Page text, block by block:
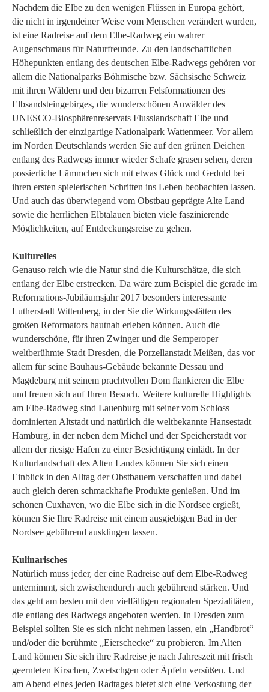
Nachdem die Elbe zu den wenigen Flüssen in Europa gehört,
die nicht in irgendeiner Weise vom Menschen verändert wurden,
ist eine Radreise auf dem Elbe-Radweg ein wahrer
Augenschmaus für Naturfreunde. Zu den landschaftlichen
Höhepunkten entlang des deutschen Elbe-Radwegs gehören vor
allem die Nationalparks Böhmische bzw. Sächsische Schweiz
mit ihren Wäldern und den bizarren Felsformationen des
Elbsandsteingebirges, die wunderschönen Auwälder des
UNESCO-Biosphärenreservats Flusslandschaft Elbe und
schließlich der einzigartige Nationalpark Wattenmeer. Vor allem
im Norden Deutschlands werden Sie auf den grünen Deichen
entlang des Radwegs immer wieder Schafe grasen sehen, deren
possierliche Lämmchen sich mit etwas Glück und Geduld bei
ihren ersten spielerischen Schritten ins Leben beobachten lassen.
Und auch das überwiegend vom Obstbau geprägte Alte Land
sowie die herrlichen Elbtalauen bieten viele faszinierende
Möglichkeiten, auf Entdeckungsreise zu gehen.
Kulturelles
Genauso reich wie die Natur sind die Kulturschätze, die sich
entlang der Elbe erstrecken. Da wäre zum Beispiel die gerade im
Reformations-Jubiläumsjahr 2017 besonders interessante
Lutherstadt Wittenberg, in der Sie die Wirkungsstätten des
großen Reformators hautnah erleben können. Auch die
wunderschöne, für ihren Zwinger und die Semperoper
weltberühmte Stadt Dresden, die Porzellanstadt Meißen, das vor
allem für seine Bauhaus-Gebäude bekannte Dessau und
Magdeburg mit seinem prachtvollen Dom flankieren die Elbe
und freuen sich auf Ihren Besuch. Weitere kulturelle Highlights
am Elbe-Radweg sind Lauenburg mit seiner vom Schloss
dominierten Altstadt und natürlich die weltbekannte Hansestadt
Hamburg, in der neben dem Michel und der Speicherstadt vor
allem der riesige Hafen zu einer Besichtigung einlädt. In der
Kulturlandschaft des Alten Landes können Sie sich einen
Einblick in den Alltag der Obstbauern verschaffen und dabei
auch gleich deren schmackhafte Produkte genießen. Und im
schönen Cuxhaven, wo die Elbe sich in die Nordsee ergießt,
können Sie Ihre Radreise mit einem ausgiebigen Bad in der
Nordsee gebührend ausklingen lassen.
Kulinarisches
Natürlich muss jeder, der eine Radreise auf dem Elbe-Radweg
unternimmt, sich zwischendurch auch gebührend stärken. Und
das geht am besten mit den vielfältigen regionalen Spezialitäten,
die entlang des Radwegs angeboten werden. In Dresden zum
Beispiel sollten Sie es sich nicht nehmen lassen, ein „Handbrot“
und/oder die berühmte „Eierschecke“ zu probieren. Im Alten
Land können Sie sich ihre Radreise je nach Jahreszeit mit frisch
geernteten Kirschen, Zwetschgen oder Äpfeln versüßen. Und
am Abend eines jeden Radtages bietet sich eine Verkostung der